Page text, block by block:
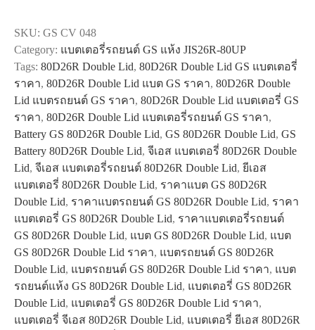
SKU: GS CV 048
Category: แบตเตอรี่รถยนต์ GS แห้ง JIS26R-80UP
Tags: 80D26R Double Lid, 80D26R Double Lid GS แบตเตอรี่
ราคา, 80D26R Double Lid แบต GS ราคา, 80D26R Double
Lid แบตรถยนต์ GS ราคา, 80D26R Double Lid แบตเตอรี่ GS
ราคา, 80D26R Double Lid แบตเตอรี่รถยนต์ GS ราคา,
Battery GS 80D26R Double Lid, GS 80D26R Double Lid, GS
Battery 80D26R Double Lid, จีเอส แบตเตอรี่ 80D26R Double
Lid, จีเอส แบตเตอรี่รถยนต์ 80D26R Double Lid, ยีเอส
แบตเตอรี่ 80D26R Double Lid, ราคาแบต GS 80D26R
Double Lid, ราคาแบตรถยนต์ GS 80D26R Double Lid, ราคา
แบตเตอรี่ GS 80D26R Double Lid, ราคาแบตเตอรี่รถยนต์
GS 80D26R Double Lid, แบต GS 80D26R Double Lid, แบต
GS 80D26R Double Lid ราคา, แบตรถยนต์ GS 80D26R
Double Lid, แบตรถยนต์ GS 80D26R Double Lid ราคา, แบต
รถยนต์แห้ง GS 80D26R Double Lid, แบตเตอรี่ GS 80D26R
Double Lid, แบตเตอรี่ GS 80D26R Double Lid ราคา,
แบตเตอรี่ จีเอส 80D26R Double Lid, แบตเตอรี่ ยีเอส 80D26R